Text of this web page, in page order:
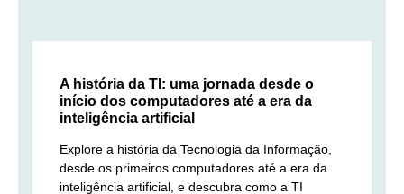
A história da TI: uma jornada desde o
início dos computadores até a era da
inteligência artificial
Explore a história da Tecnologia da Informação,
desde os primeiros computadores até a era da
inteligência artificial, e descubra como a TI